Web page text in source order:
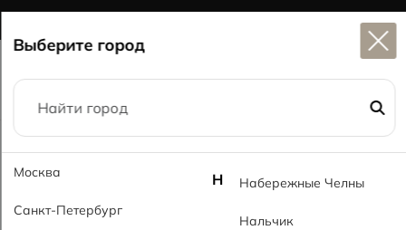
Главная Каталог 30x90 Атлан 111 MRP Atlan 111 MRP
Выберите город
Москва
Санкт-Петербург
Н Набережные Челны
Нальчик